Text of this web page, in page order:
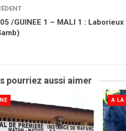
/GUINEE 1 – MALI 1 :
pourriez aussi aimer
A LA